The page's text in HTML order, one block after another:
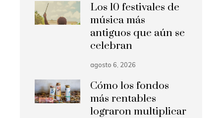
Los 10 festivales de
música más
antiguos que aún se
celebran
agosto 6, 2026
Cómo los fondos
más rentables
lograron multiplicar